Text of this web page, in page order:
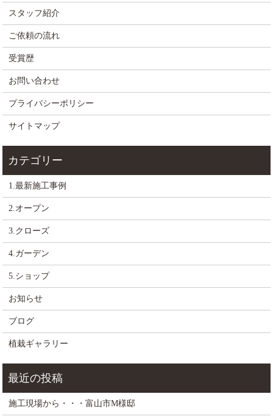
スタッフ紹介
ご依頼の流れ
受賞歴
お問い合わせ
プライバシーポリシー
サイトマップ
1.最新施工事例
2.オープン
3.クローズ
4.ガーデン
5.ショップ
お知らせ
ブログ
植栽ギャラリー
施工現場から・・・富山市M様邸